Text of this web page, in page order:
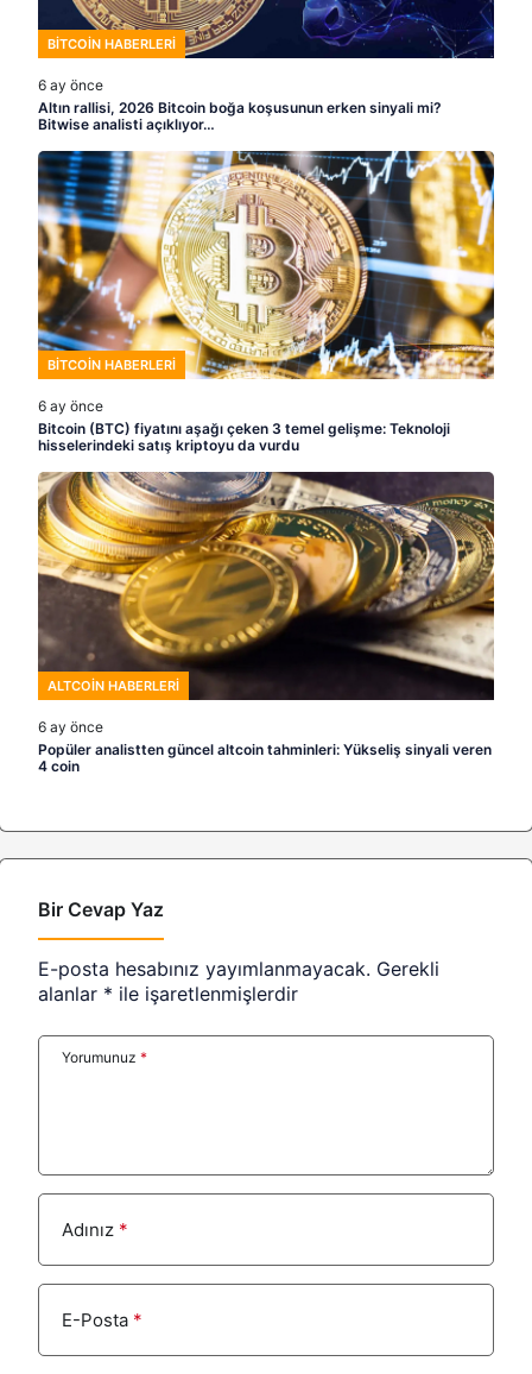
BITCOIN HABERLERI
6 ay önce
Altın rallisi, 2026 Bitcoin boğa koşusunun erken sinyali mi?
Bitwise analisti açıklıyor…
BITCOIN HABERLERI
6 ay önce
Bitcoin (BTC) fiyatını aşağı çeken 3 temel gelişme: Teknoloji
hisselerindeki satış kriptoyu da vurdu
ALTCOIN HABERLERI
6 ay önce
Popüler analistten güncel altcoin tahminleri: Yükseliş sinyali veren
4 coin
Bir Cevap Yaz
E-posta hesabınız yayımlanmayacak. Gerekli
alanlar * ile işaretlenmişlerdir
Yorumunuz *
Adınız *
E-Posta *